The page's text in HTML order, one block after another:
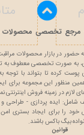
قوانین
مرجع تخصصی محصولات
به صورت تخصصی معطوف به
پوست کرده تا بتواند با توجه
منظور این مجموعه برای
لازم در زمینه فروش اینترنتی
ایده پردازی - طراحی و
خود را برای ایجاد بستری
بیگ باکس باشند.